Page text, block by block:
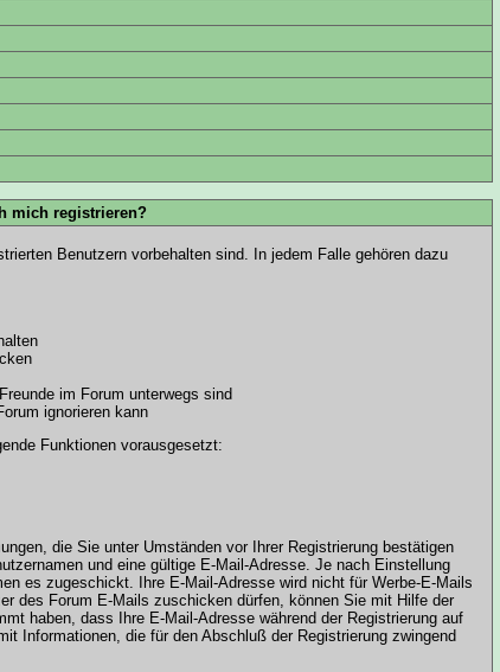
mich registrieren?
Benutzern vorbehalten sind. In jedem Falle gehören dazu
im Forum unterwegs sind
ignorieren kann
Funktionen vorausgesetzt:
die Sie unter Umständen vor Ihrer Registrierung bestätigen
und eine gültige E-Mail-Adresse. Je nach Einstellung
es zugeschickt. Ihre E-Mail-Adresse wird nicht für Werbe-E-Mails
des Forum E-Mails zuschicken dürfen, können Sie mit Hilfe der
haben, dass Ihre E-Mail-Adresse während der Registrierung auf
Informationen, die für den Abschluß der Registrierung zwingend